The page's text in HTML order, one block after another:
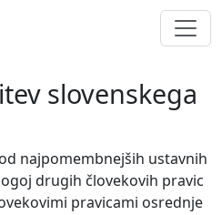
slovenskega
najpomembnejših ustavnih
drugih človekovih pravic
pravicami osrednje